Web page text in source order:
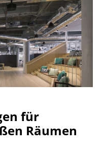
für
Räumen